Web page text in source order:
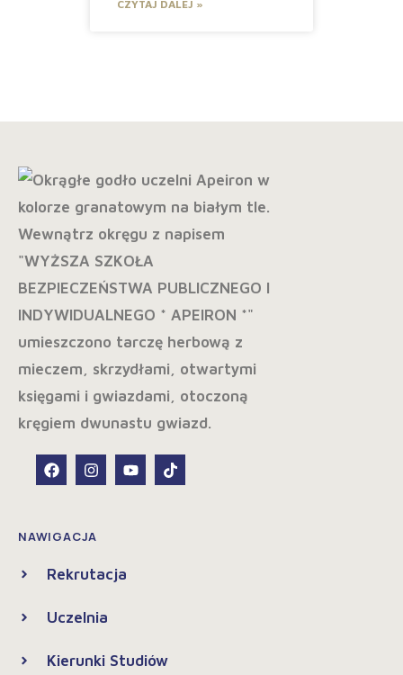
CZYTAJ DALEJ »
NAWIGACJA
Rekrutacja
Uczelnia
Kierunki Studiów